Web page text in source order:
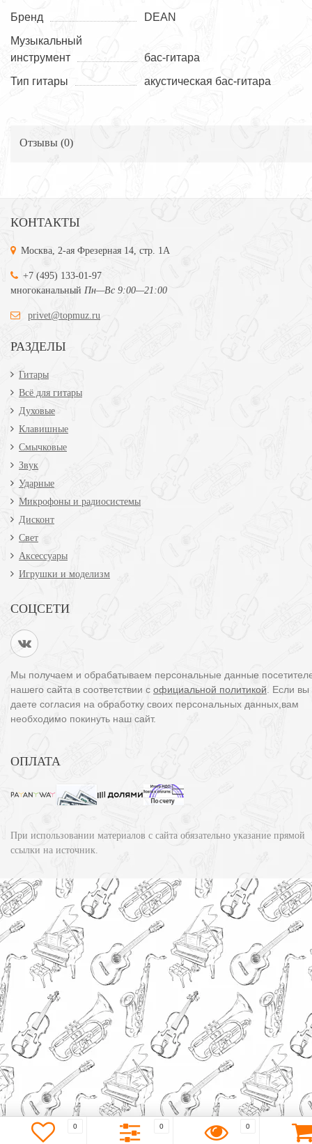
Бренд
DEAN
Музыкальный
инструмент
бас-гитара
Тип гитары
акустическая бас-гитара
Отзывы (0)
КОНТАКТЫ
Москва, 2-ая Фрезерная 14, стр. 1А
+7 (495) 133-01-97
многоканальный Пн—Вс 9:00—21:00
privet@topmuz.ru
РАЗДЕЛЫ
Гитары
Всё для гитары
Духовые
Клавишные
Смычковые
Звук
Ударные
Микрофоны и радиосистемы
Дисконт
Свет
Аксессуары
Игрушки и моделизм
СОЦСЕТИ
Мы получаем и обрабатываем персональные данные
нашего сайта в соответствии с официальной политикой . Если
даете согласия на обработку своих персональных данных,вам
необходимо покинуть наш сайт.
ОПЛАТА
При использовании материалов с сайта обязательно указание прямой
ссылки на источник.
0 0 0